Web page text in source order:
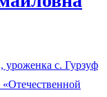
с. Гурзуф